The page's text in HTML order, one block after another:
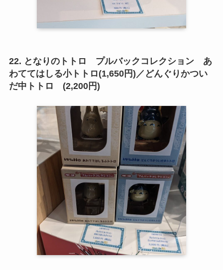
22. となりのトトロ プルバックコレクション あ
わててはしる小トトロ(1,650円)／どんぐりかつい
だ中トトロ (2,200円)